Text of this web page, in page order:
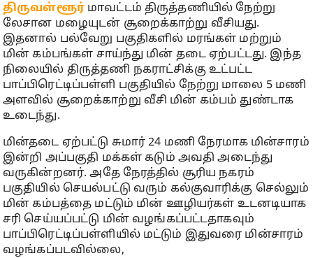
திருவள்ளூர்மாவட்டம் திருத்தணியில் நேற்று
லேசான மழையுடன் சூறைக்காற்று வீசியது.
இதனால் பல்வேறு பகுதிகளில் மரங்கள் மற்றும்
மின் கம்பங்கள் சாய்ந்து மின் தடை ஏற்பட்டது. இந்த
நிலையில் திருத்தணி நகராட்சிக்கு உட்பட்ட
பாப்பிரெட்டிப்பள்ளி பகுதியில் நேற்று மாலை 5 மணி
அளவில் சூறைக்காற்று வீசி மின் கம்பம் துண்டாக
உடைந்து.
மின்தடை ஏற்பட்டு சுமார் 24 மணி நேரமாக மின்சாரம்
இன்றி அப்பகுதி மக்கள் கடும் அவதி அடைந்து
வருகின்றனர். அதே நேரத்தில் சூரிய நகரம்
பகுதியில் செயல்பட்டு வரும் கல்குவாரிக்கு செல்லும்
மின் கம்பத்தை மட்டும் மின் ஊழியர்கள் உடனடியாக
சரி செய்யப்பட்டு மின் வழங்கப்பட்டதாகவும்
பாப்பிரெட்டிப்பள்ளியில் மட்டும் இதுவரை மின்சாரம்
வழங்கப்படவில்லை,